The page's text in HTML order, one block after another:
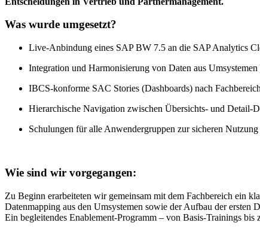
Was wurde umgesetzt?
Live-Anbindung eines SAP BW 7.5 an die SAP Analytics
Integration und Harmonisierung von Daten aus
IBCS-konforme SAC Stories (Dashboards) nach
Hierarchische Navigation zwischen Übersichts- und Detail-
Schulungen für alle Anwendergruppen zur sicheren
Wie sind wir vorgegangen:
Zu Beginn erarbeiteten wir gemeinsam mit dem Fachbereich ein
Datenmapping aus den Umsystemen sowie der Aufbau der ersten
Ein begleitendes Enablement-Programm – von Basis-Trainings